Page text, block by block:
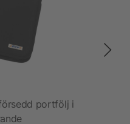
portfölj i